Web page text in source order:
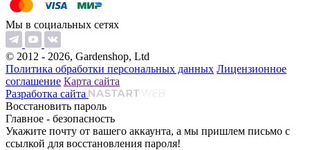
Мы в социальных сетях
© 2012 - 2026, Gardenshop, Ltd
Политика обработки персональных данных Лицензионное
соглашение Карта сайта
Разработка сайта
Восстановить пароль
Главное - безопасность
Укажите почту от вашего аккаунта, а мы пришлем письмо с
ссылкой для восстановления пароля!